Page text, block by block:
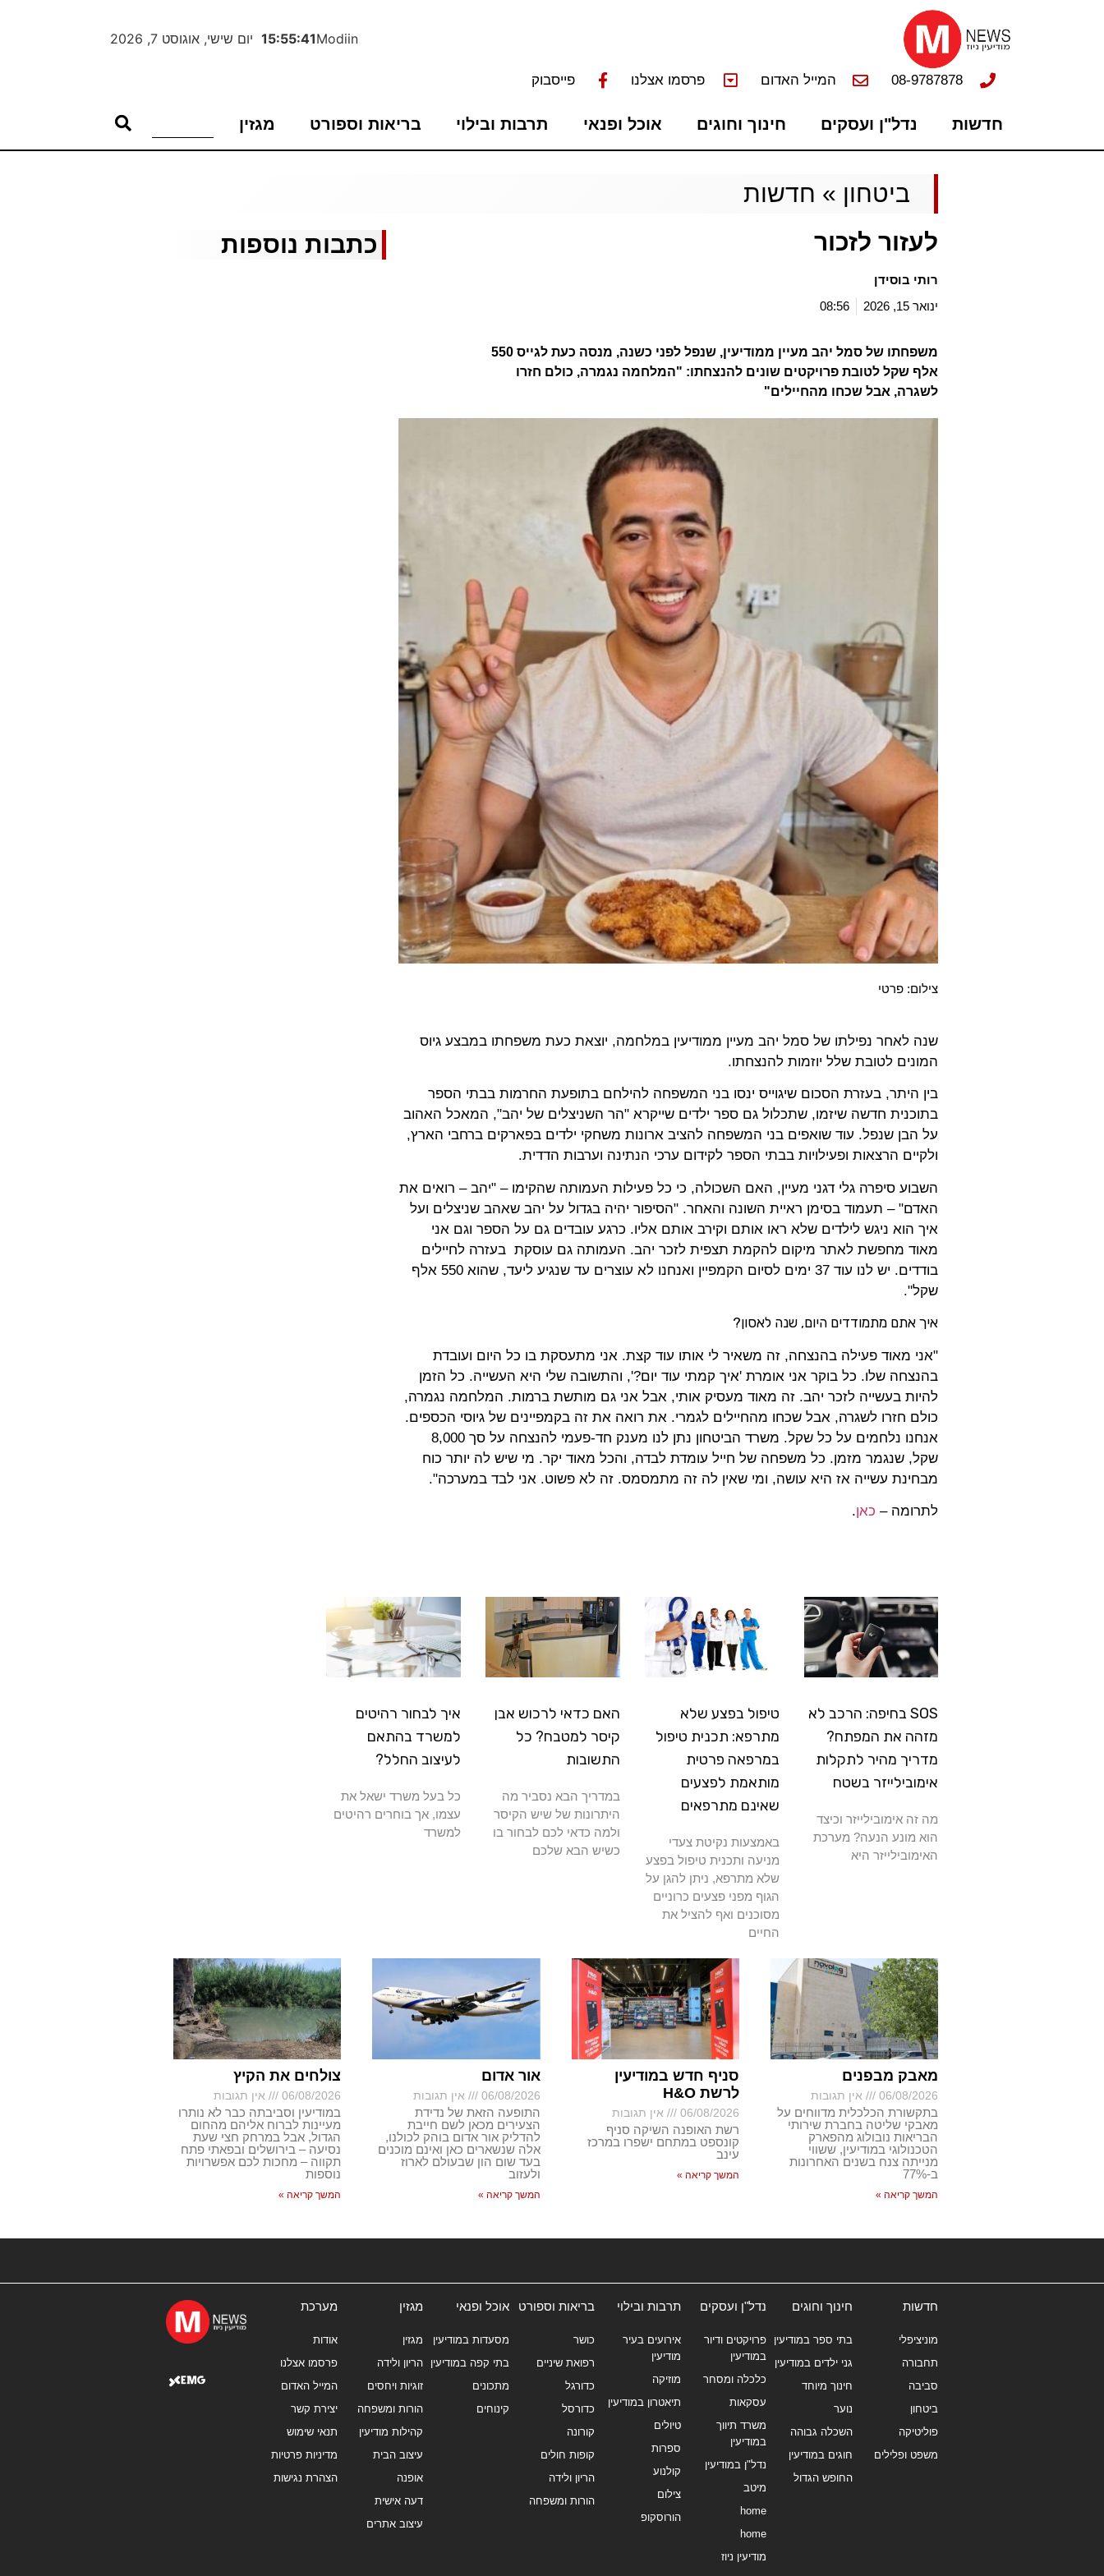
Modiin
15:55:42 יום שישי, אוגוסט 7, 2026
08-9787878 המייל האדום פרסמו אצלנו פייסבוק
חדשות נדל"ן ועסקים חינוך וחוגים אוכל ופנאי תרבות ובילוי בריאות וספורט מגזין
ביטחון » חדשות
לעזור לזכור
רותי בוסידן
ינואר 15, 2026
08:56
משפחתו של סמל יהב מעיין ממודיעין, שנפל לפני כשנה, מנסה כעת לגייס 550
אלף שקל לטובת פרויקטים שונים להנצחתו: "המלחמה נגמרה, כולם חזרו
לשגרה, אבל שכחו מהחיילים"
צילום: פרטי
שנה לאחר נפילתו של סמל יהב מעיין ממודיעין במלחמה, יוצאת כעת משפחתו במבצע גיוס
המונים לטובת שלל יוזמות להנצחתו.
בין היתר, בעזרת הסכום שיגוייס ינסו בני המשפחה להילחם בתופעת החרמות בבתי הספר
בתוכנית חדשה שיזמו, שתכלול גם ספר ילדים שייקרא "הר השניצלים של יהב", המאכל האהוב
על הבן שנפל. עוד שואפים בני המשפחה להציב ארונות משחקי ילדים בפארקים ברחבי הארץ,
ולקיים הרצאות ופעילויות בבתי הספר לקידום ערכי הנתינה וערבות הדדית.
השבוע סיפרה גלי דגני מעיין, האם השכולה, כי כל פעילות העמותה שהקימו – "יהב – רואים את
האדם" – תעמוד בסימן ראיית השונה והאחר. "הסיפור יהיה בגדול על יהב שאהב שניצלים ועל
איך הוא ניגש לילדים שלא ראו אותם וקירב אותם אליו. כרגע עובדים גם על הספר וגם אני
מאוד מחפשת לאתר מיקום להקמת תצפית לזכר יהב. העמותה גם עוסקת בעזרה לחיילים
בודדים. יש לנו עוד 37 ימים לסיום הקמפיין ואנחנו לא עוצרים עד שנגיע ליעד, שהוא 550 אלף
שקל".
איך אתם מתמודדים היום, שנה לאסון?
"אני מאוד פעילה בהנצחה, זה משאיר לי אותו עוד קצת. אני מתעסקת בו כל היום ועובדת
בהנצחה שלו. כל בוקר אני אומרת 'איך קמתי עוד יום?', והתשובה שלי היא העשייה. כל הזמן
להיות בעשייה לזכר יהב. זה מאוד מעסיק אותי, אבל אני גם מותשת ברמות. המלחמה נגמרה,
כולם חזרו לשגרה, אבל שכחו מהחיילים לגמרי. את רואה את זה בקמפיינים של גיוסי הכספים.
אנחנו נלחמים על כל שקל. משרד הביטחון נתן לנו מענק חד-פעמי להנצחה על סך 8,000
שקל, שנגמר מזמן. כל משפחה של חייל עומדת לבדה, והכל מאוד יקר. מי שיש לה יותר כוח
מבחינת עשייה אז היא עושה, ומי שאין לה זה מתמסמס. זה לא פשוט. אני לבד במערכה".
לתרומה – כאן.
כתבות נוספות
SOS בחיפה: הרכב לא
מזהה את המפתח?
מדריך מהיר לתקלות
אימובילייזר בשטח
מה זה אימובילייזר וכיצד
הוא מונע הנעה? מערכת
האימובילייזר היא
טיפול בפצע שלא
מתרפא: תכנית טיפול
במרפאה פרטית
מותאמת לפצעים
שאינם מתרפאים
באמצעות נקיטת צעדי
מניעה ותכנית טיפול בפצע
שלא מתרפא, ניתן להגן על
הגוף מפני פצעים כרוניים
מסוכנים ואף להציל את
החיים
האם כדאי לרכוש אבן
קיסר למטבח? כל
התשובות
במדריך הבא נסביר מה
היתרונות של שיש הקיסר
ולמה כדאי לכם לבחור בו
כשיש הבא שלכם
איך לבחור רהיטים
למשרד בהתאם
לעיצוב החלל?
כל בעל משרד ישאל את
עצמו, אך בוחרים רהיטים
למשרד
מאבק מבפנים
06/08/2026 אין תגובות
בתקשורת הכלכלית מדווחים על
מאבקי שליטה בחברת שירותי
הבריאות נובולוג מהפארק
הטכנולוגי במודיעין, ששווי
מנייתה צנח בשנים האחרונות
ב-77%
המשך קריאה »
סניף חדש במודיעין
לרשת H&O
06/08/2026 אין תגובות
רשת האופנה השיקה סניף
קונספט במתחם ישפרו במרכז
עינב
המשך קריאה »
אור אדום
06/08/2026 אין תגובות
התופעה הזאת של נדידת
הצעירים מכאן לשם חייבת
להדליק אור אדום בוהק לכולנו,
אלה שנשארים כאן ואינם מוכנים
בעד שום הון שבעולם לארוז
ולעזוב
המשך קריאה »
צולחים את הקיץ
06/08/2026 אין תגובות
במודיעין וסביבתה כבר לא נותרו
מעיינות לברוח אליהם מהחום
הגדול, אבל במרחק חצי שעת
נסיעה – בירושלים ובפאתי פתח
תקווה – מחכות לכם אפשרויות
נוספות
המשך קריאה »
חדשות
מוניציפלי
תחבורה
סביבה
ביטחון
פוליטיקה
משפט ופלילים
חינוך וחוגים
בתי ספר במודיעין
גני ילדים במודיעין
חינוך מיוחד
נוער
השכלה גבוהה
חוגים במודיעין
החופש הגדול
נדל"ן ועסקים
פרויקטים ודיור
במודיעין
כלכלה ומסחר
עסקאות
משרד תיווך
במודיעין
נדל"ן במודיעין
מיטב
home
home
מודיעין ניוז
תרבות ובילוי
אירועים בעיר
מודיעין
מוזיקה
תיאטרון במודיעין
טיולים
ספרות
קולנוע
צילום
הורוסקופ
בריאות וספורט
כושר
רפואת שיניים
כדורגל
כדורסל
קורונה
קופות חולים
הריון ולידה
הורות ומשפחה
אוכל ופנאי
מסעדות במודיעין
בתי קפה במודיעין
מתכונים
קינוחים
מגזין
מגזין
הריון ולידה
זוגיות ויחסים
הורות ומשפחה
קהילות מודיעין
עיצוב הבית
אופנה
דעה אישית
עיצוב אתרים
מערכת
אודות
פרסמו אצלנו
המייל האדום
יצירת קשר
תנאי שימוש
מדיניות פרטיות
הצהרת נגישות